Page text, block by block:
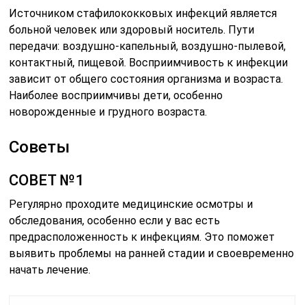
Источником стафилококковых инфекций является
больной человек или здоровый носитель. Пути
передачи: воздушно-капельный, воздушно-пылевой,
контактный, пищевой. Восприимчивость к инфекции
зависит от общего состояния организма и возраста.
Наиболее восприимчивы дети, особенно
новорожденные и грудного возраста.
Советы
СОВЕТ №1
Регулярно проходите медицинские осмотры и
обследования, особенно если у вас есть
предрасположенность к инфекциям. Это поможет
выявить проблемы на ранней стадии и своевременно
начать лечение.